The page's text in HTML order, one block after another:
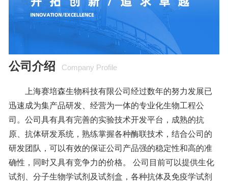
公司介绍 Company Profile
上海赛培森生物科技有限公司经过数年的努力发展已
迅速成为集产品研发、经营为一体的专业化生物工程公
司。公司具有具有完善的实验技术开发平台，成熟的抗
原、抗体研发系统，熟练掌握各种酶联技术，结合公司的
研发团队，可以有效的保证公司产品强的稳定性和高的准
确性，同时又具有竞争力的价格。 公司目前可以提供生化
试剂、分子生物学试剂及试剂盒，各种抗体及免疫学试剂